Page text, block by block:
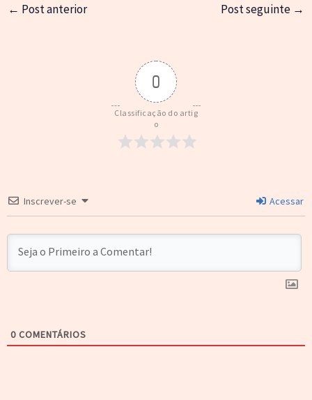
← Post anterior Post seguinte →
0
Classificação do artig
o
Inscrever-se Acessar
0 COMENTÁRIOS